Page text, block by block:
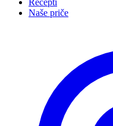
Recepti
Naše priče